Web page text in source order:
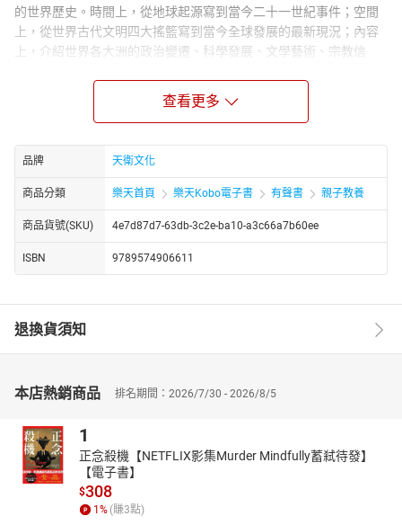
的世界歷史。時間上，從地球起源寫到當今二十一世紀事件；空間
上，從世界古代文明四大搖籃寫到當今全球發展的最新現況；內容
上，介紹世界各大洲的政治變遷、科學發展、文學藝術、宗教信
內容，諸如於全球肆虐的新冠肺炎疫情、造成龐大損失的澳洲森林
大火、未曾因為時間流逝而消褪的種族歧視問題等等，呈現具體完
這是一部培養創意的世界歷史。本套書透過圖表，提供孩子快
速掌握、吸收、整合訊息的能力；經由精心構作的文字、插畫、地
圖等設計，潛移默化訓練孩子的邏輯力、藝術美感。
各冊簡介
** 羅馬崛起****．文化交融**
歐亞非各地出現了希臘式的建築和雕刻，這與亞歷山大的哪些
張騫出使西域，促成東西文化交流，哪些物品隨著「絲綢之
路」來到中國？
人們知道，世界原來這麼大！
國王，如何憑他的三寸不爛之舌，抵得上千軍萬馬。只要解開哥丁
結，便可征服波斯成為亞洲之王，亞歷山大如何解開這個結？「放
下屠刀，立地成佛」，這是誰的故事？印度阿育王究竟有哪些特別
的事蹟。張騫兩次通西域，打開了絲綢之路，他既非尋寶也不是去
查看更多
品牌 天衛文化
商品分類 樂天首頁 樂天Kobo電子書 有聲書 親子教養
商品貨號(SKU) 4e7d87d7-63db-3c2e-ba10-a3c66a7b60ee
ISBN 9789574906611
退換貨須知
本店熱銷商品 排名期間：2026/7/30 - 2026/8/5
1
正念殺機【NETFLIX影集Murder Mindfully蓄弒待發】
【電子書】
$308
1 % (賺3點)